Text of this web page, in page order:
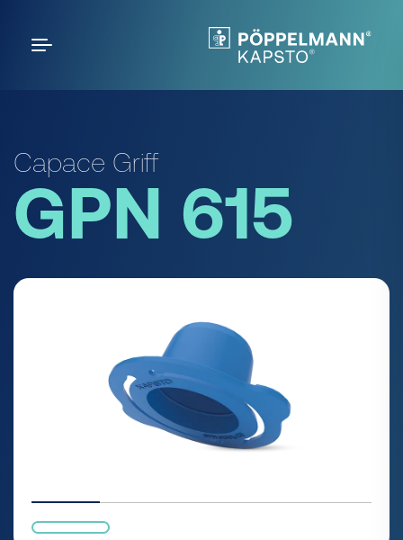
Capace Griff
GPN 615